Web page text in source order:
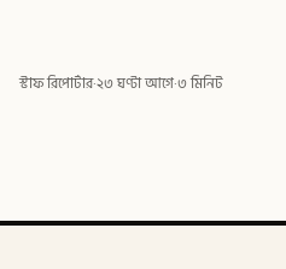
স্টাফ রিপোর্টার·২৩ ঘণ্টা আগে·৩ মিনিট